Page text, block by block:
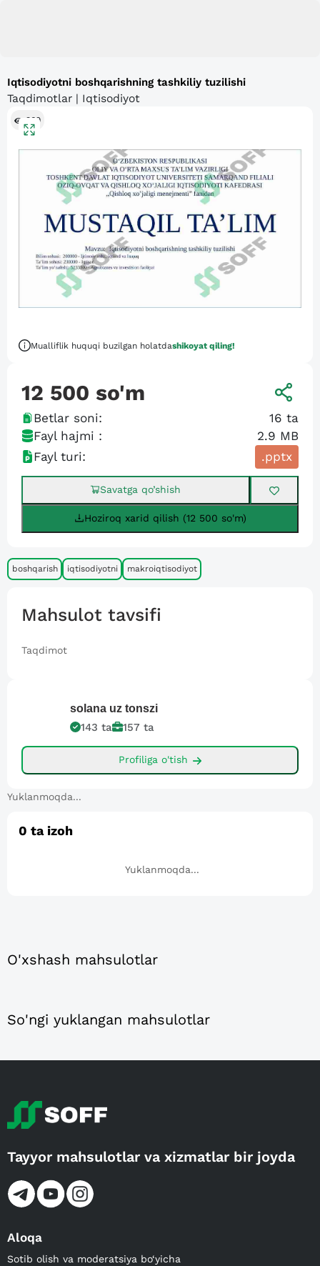
Iqtisodiyotni boshqarishning tashkiliy tuzilishi
Taqdimotlar | Iqtisodiyot
369
Mualliflik huquqi buzilgan holatdashikoyat qiling!
12 500 so'm
Betlar soni: 16 ta
Fayl hajmi :
2.9 MB
Fayl turi:
.pptx
Savatga qo’shish
Hoziroq xarid qilish (12 500 so'm)
boshqarish iqtisodiyotni makroiqtisodiyot
Mahsulot tavsifi
Taqdimot
solana uz tonszi
143 ta 157 ta
Profiliga o'tish
Yuklanmoqda...
0 ta izoh
Yuklanmoqda...
O'xshash mahsulotlar
So'ngi yuklangan mahsulotlar
Tayyor mahsulotlar va xizmatlar bir joyda
Aloqa
Sotib olish va moderatsiya bo‘yicha